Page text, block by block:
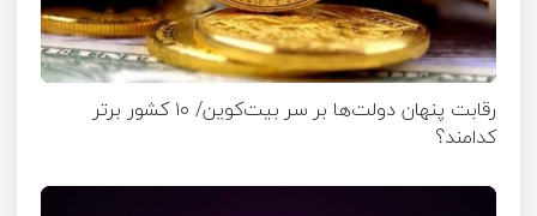
رقابت پنهان دولت‌ها بر سر بیت‌کوین/ ۱۰ کشور برتر
کدامند؟